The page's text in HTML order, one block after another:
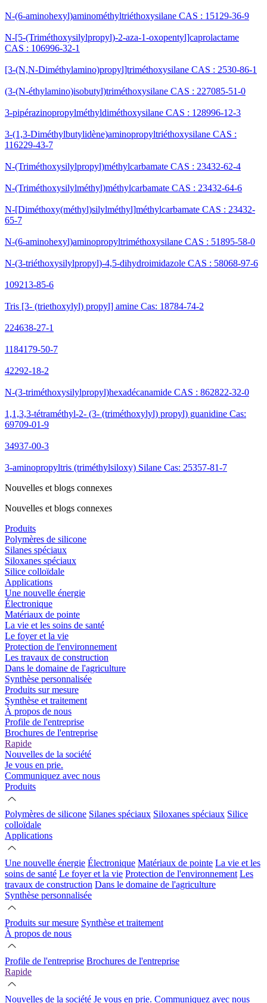
N-(6-aminohexyl)aminométhyltriéthoxysilane CAS : 15129-36-9
N-[5-(Triméthoxysilylpropyl)-2-aza-1-oxopentyl]caprolactame
CAS : 106996-32-1
[3-(N,N-Diméthylamino)propyl]triméthoxysilane CAS : 2530-86-1
(3-(N-éthylamino)isobutyl)triméthoxysilane CAS : 227085-51-0
3-pipérazinopropylméthyldiméthoxysilane CAS : 128996-12-3
3-(1,3-Diméthylbutylidène)aminopropyltriéthoxysilane CAS :
116229-43-7
N-(Triméthoxysilylpropyl)méthylcarbamate CAS : 23432-62-4
N-(Triméthoxysilylméthyl)méthylcarbamate CAS : 23432-64-6
N-[Diméthoxy(méthyl)silylméthyl]méthylcarbamate CAS : 23432-
65-7
N-(6-aminohexyl)aminopropyltriméthoxysilane CAS : 51895-58-0
N-(3-triéthoxysilylpropyl)-4,5-dihydroimidazole CAS : 58068-97-6
109213-85-6
Tris [3- (triethoxylyl) propyl] amine Cas: 18784-74-2
224638-27-1
1184179-50-7
42292-18-2
N-(3-triméthoxysilylpropyl)hexadécanamide CAS : 862822-32-0
1,1,3,3-tétraméthyl-2- (3- (triméthoxylyl) propyl) guanidine Cas:
69709-01-9
34937-00-3
3-aminopropyltris (triméthylsiloxy) Silane Cas: 25357-81-7
Nouvelles et blogs connexes
Nouvelles et blogs connexes
Produits
Polymères de silicone
Silanes spéciaux
Siloxanes spéciaux
Silice colloïdale
Applications
Une nouvelle énergie
Électronique
Matériaux de pointe
La vie et les soins de santé
Le foyer et la vie
Protection de l'environnement
Les travaux de construction
Dans le domaine de l'agriculture
Synthèse personnalisée
Produits sur mesure
Synthèse et traitement
À propos de nous
Profile de l'entreprise
Brochures de l'entreprise
Rapide
Nouvelles de la société
Je vous en prie.
Communiquez avec nous
Produits
Polymères de silicone Silanes spéciaux Siloxanes spéciaux Silice
colloïdale
Applications
Une nouvelle énergie Électronique Matériaux de pointe La vie et les
soins de santé Le foyer et la vie Protection de l'environnement Les
travaux de construction Dans le domaine de l'agriculture
Synthèse personnalisée
Produits sur mesure Synthèse et traitement
À propos de nous
Profile de l'entreprise Brochures de l'entreprise
Rapide
Nouvelles de la société Je vous en prie. Communiquez avec nous